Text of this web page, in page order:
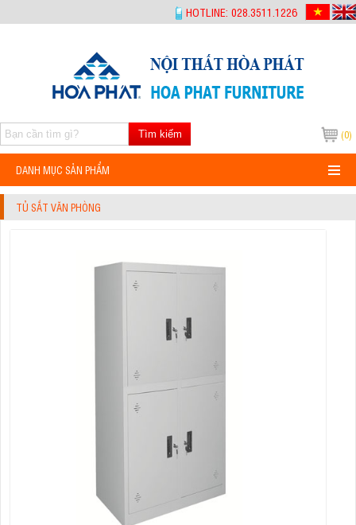
HOTLINE: 028.3511.1226
(0)
Tìm kiếm
DANH MỤC SẢN PHẨM
TỦ SẮT VĂN PHÒNG